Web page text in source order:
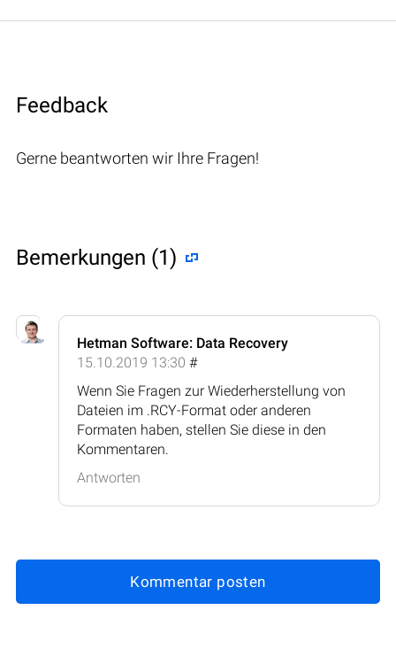
Feedback
Gerne beantworten wir Ihre Fragen!
Bemerkungen (1)
Hetman Software: Data Recovery
15.10.2019 13:30 #
Wenn Sie Fragen zur Wiederherstellung von
Dateien im .RCY-Format oder anderen
Formaten haben, stellen Sie diese in den
Kommentaren.
Antworten
Kommentar posten